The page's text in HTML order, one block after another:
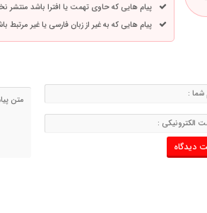
پیام هایی که حاوی تهمت یا افترا باشد منتشر
پیام هایی که به غیر از زبان فارسی یا غیر